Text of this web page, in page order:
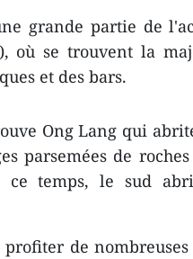
grande partie de
où se trouvent la
et des bars.
Ong Lang qui
parsemées de
ce temps, le sud
de